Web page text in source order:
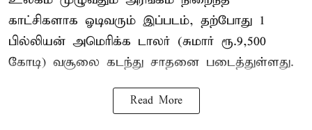
காட்சிகளாக ஓடிவரும் இப்படம், தற்போது 1
பில்லியன் அமெரிக்க டாலர் (சுமார் ரூ.9,500
கோடி) வசூலை கடந்து சாதனை படைத்துள்ளது.
Read More